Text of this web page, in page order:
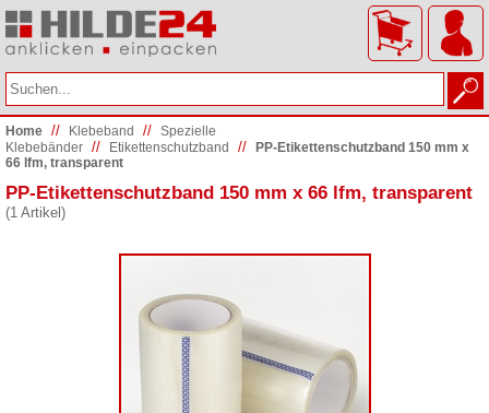
Home // Klebeband // Spezielle
Klebebänder // Etikettenschutzband //
PP-Etikettenschutzband 150 mm x
66 lfm, transparent
PP-Etikettenschutzband 150 mm x 66 lfm, transparent
(1 Artikel)